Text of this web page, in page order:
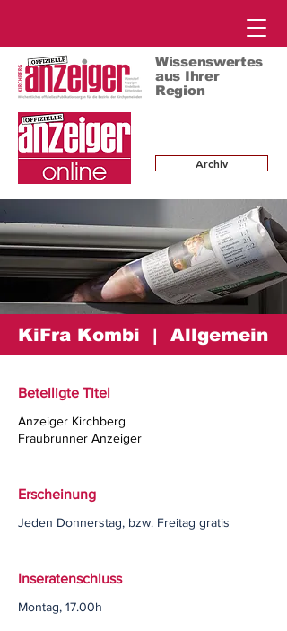
Wissenswertes
aus Ihrer
Region
Archiv
KiFra Kombi | Allgemein
Beteiligte Titel
Anzeiger Kirchberg
Fraubrunner Anzeiger
Erscheinung
Jeden Donnerstag, bzw. Freitag gratis
Inseratenschluss
Montag, 17.00h